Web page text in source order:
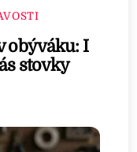
obýváku: I
stovky